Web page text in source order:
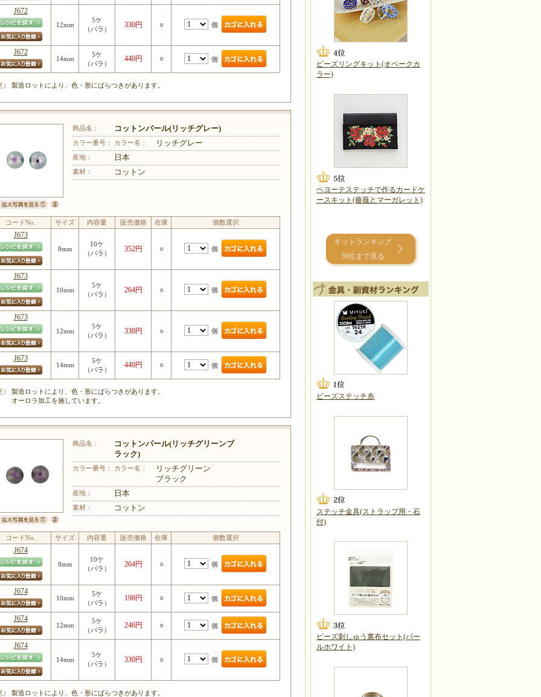
J672
12mm
5ケ
（バラ）
330円 ○ 個
J672
14mm
5ケ
（バラ）
440円 ○ 個
製造ロットにより、色・形にばらつきがあります。
商品名： コットンパール(リッチグレー)
カラー番号： カラー名： リッチグレー
産地： 日本
素材： コットン
コードNo. サイズ 内容量 販売価格 在庫 個数選択
J673
8mm
10ケ
（バラ）
352円 ○ 個
J673
10mm
5ケ
（バラ）
264円 ○ 個
J673
12mm
5ケ
（バラ）
330円 ○ 個
J673
14mm
5ケ
（バラ）
440円 ○ 個
製造ロットにより、色・形にばらつきがあります。
オーロラ加工を施しています。
商品名：
コットンパール(リッチグリーンブ
ラック)
カラー番号： カラー名：
リッチグリーン
ブラック
産地： 日本
素材： コットン
コードNo. サイズ 内容量 販売価格 在庫 個数選択
J674
8mm
10ケ
（バラ）
264円 ○ 個
J674
10mm
5ケ
（バラ）
198円 ○ 個
J674
12mm
5ケ
（バラ）
246円 ○ 個
J674
14mm
5ケ
（バラ）
330円 ○ 個
製造ロットにより、色・形にばらつきがあります。
ビーズリングキット(オペークカ
ラー)
ペヨーテステッチで作るカードケ
ースキット(薔薇とマーガレット)
キットランキング
30位まで見る
ビーズステッチ糸
ステッチ金具(ストラップ用・石
付)
ビーズ刺しゅう裏布セット(パー
ルホワイト)